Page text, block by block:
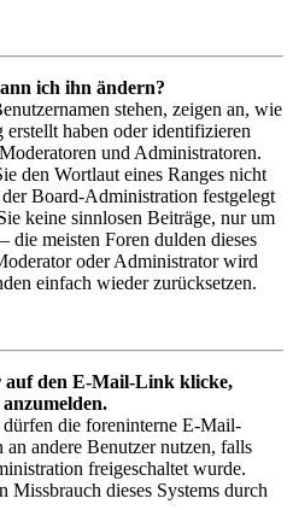
ich ihn ändern?
stehen, zeigen an, wie
haben oder identifizieren
und Administratoren.
den Wortlaut eines Ranges nicht
Board-Administration festgelegt
keine sinnlosen Beiträge, nur um
meisten Foren dulden dieses
oder Administrator wird
einfach wieder zurücksetzen.
auf den E-Mail-Link klicke,
die foreninterne E-Mail-
andere Benutzer nutzen, falls
freigeschaltet wurde.
Missbrauch dieses Systems durch